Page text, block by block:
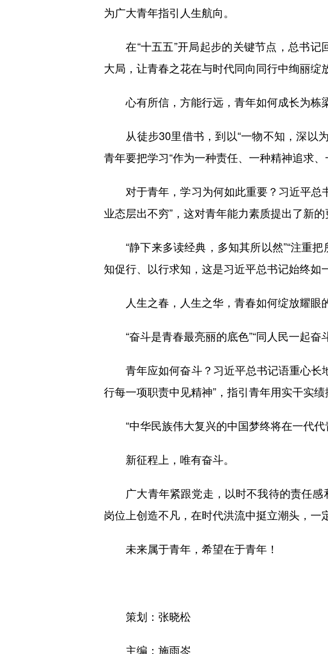
为广大青年指引人生航向。
在“十五五”开局起步的关键节点，总书记
大局，让青春之花在与时代同向同行中绚丽绽
心有所信，方能行远，青年如何成长为栋
从徒步30里借书，到以“一物不知，深以
青年要把学习“作为一种责任、一种精神追求、
对于青年，学习为何如此重要？习近平总
业态层出不穷”，这对青年能力素质提出了新的
“静下来多读经典，多知其所以然”“注重把
知促行、以行求知，这是习近平总书记始终如
人生之春，人生之华，青春如何绽放耀眼
“奋斗是青春最亮丽的底色”“同人民一起奋
青年应如何奋斗？习近平总书记语重心长
行每一项职责中见精神”，指引青年用实干实绩
“中华民族伟大复兴的中国梦终将在一代代
新征程上，唯有奋斗。
广大青年紧跟党走，以时不我待的责任感
岗位上创造不凡，在时代洪流中挺立潮头，一
未来属于青年，希望在于青年！
策划：张晓松
主编：施雨岑